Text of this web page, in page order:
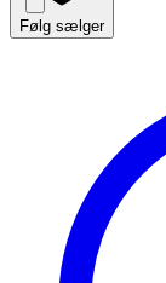
Følg sælger